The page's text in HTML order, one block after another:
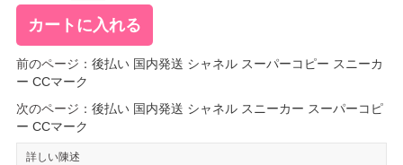
前のページ： 後払い 国内発送 シャネル スーパーコピー スニーカ
ー CCマーク
次のページ： 後払い 国内発送 シャネル スニーカー スーパーコピ
ー CCマーク
詳しい陳述